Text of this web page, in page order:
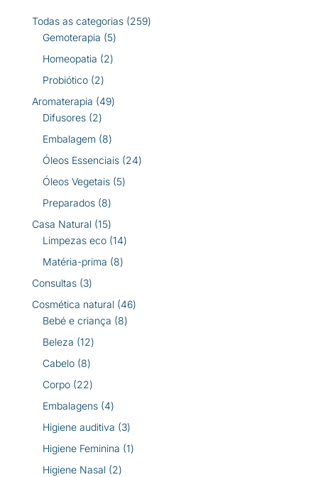
Todas as categorias 259259
Gemoterapia 55
produtos
Homeopatia 22
Probiótico 22
produtos
Aromaterapia 4949
Difusores 22
produtos
Embalagem 88
produtos
Óleos Essenciais 2424
Óleos Vegetais 55
Preparados 88
produtos
Casa Natural 1515
produtos
Limpezas eco 1414
Matéria-prima 88
Consultas 33
produtos
Cosmética natural 4646
Bebé e criança 88
Beleza 1212
Cabelo 88
produtos
Corpo 2222
produtos
Embalagens 44
produtos
Higiene auditiva 33
produtos
Higiene Feminina 11
Higiene Nasal 22